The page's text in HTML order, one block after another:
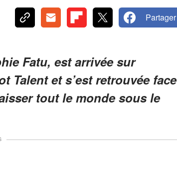
Partager
Fatu, est arrivée sur
Talent et s’est retrouvée face
tout le monde sous le